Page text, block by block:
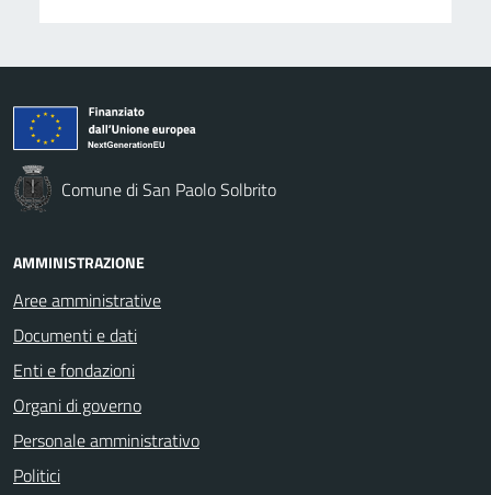
Comune di San Paolo Solbrito
AMMINISTRAZIONE
Aree amministrative
Documenti e dati
Enti e fondazioni
Organi di governo
Personale amministrativo
Politici